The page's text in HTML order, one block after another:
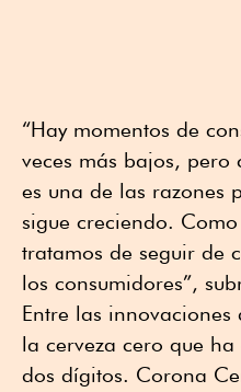
“Hay momentos de
veces más bajos,
es una de las razones
sigue creciendo.
tratamos de seguir de
los consumidores”,
Entre las
la cerveza cero que
dos dígitos. Corona